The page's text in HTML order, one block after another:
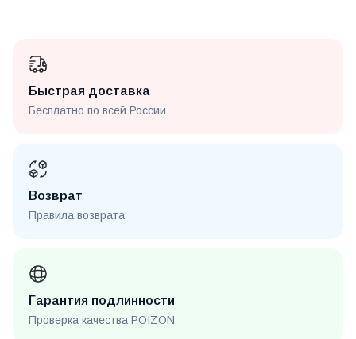
Быстрая доставка
Бесплатно по всей России
Возврат
Правила возврата
Гарантия подлинности
Проверка качества POIZON